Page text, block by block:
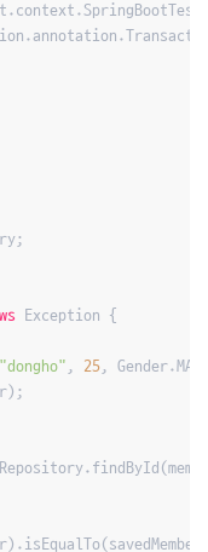
Exception {
"dongho" , 25,